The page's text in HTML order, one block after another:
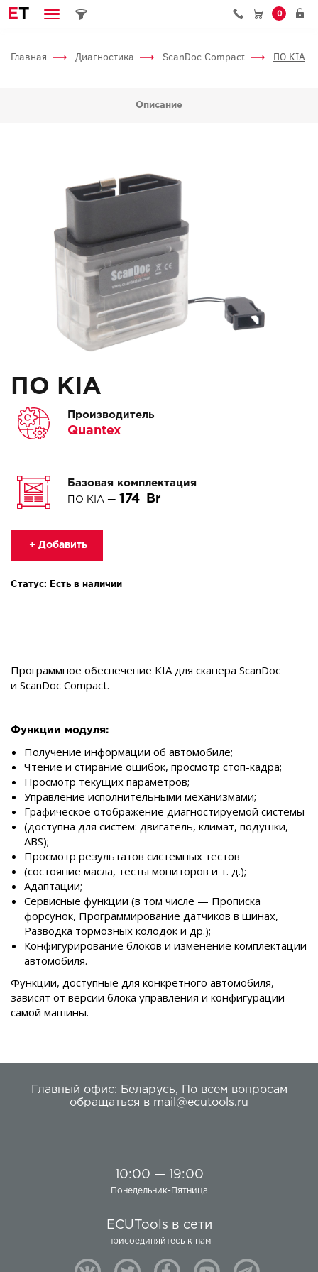
ET 0
Главная Диагностика ScanDoc Compact ПО KIA
Описание
ПО KIA
Производитель
Quantex
Базовая комплектация
ПО KIA — 174
+ Добавить
Статус: Есть в наличии
Программное обеспечение KIA для сканера ScanDoc
и ScanDoc Compact.
Функции модуля:
Получение информации об автомобиле;
Чтение и стирание ошибок, просмотр стоп-кадра;
Просмотр текущих параметров;
Управление исполнительными механизмами;
Графическое отображение диагностируемой системы
(доступна для систем: двигатель, климат, подушки,
ABS);
Просмотр результатов системных тестов
(состояние масла, тесты мониторов и т. д.);
Адаптации;
Сервисные функции (в том числе — Прописка
форсунок, Программирование датчиков в шинах,
Разводка тормозных колодок и др.);
Конфигурирование блоков и изменение комплектации
автомобиля.
Функции, доступные для конкретного автомобиля,
зависят от версии блока управления и конфигурации
самой машины.
Главный офис: Беларусь,
По всем вопросам
обращаться в mail@ecutools.ru
10:00 — 19:00
Понедельник-Пятница
ECUTools в сети
присоединяйтесь к нам